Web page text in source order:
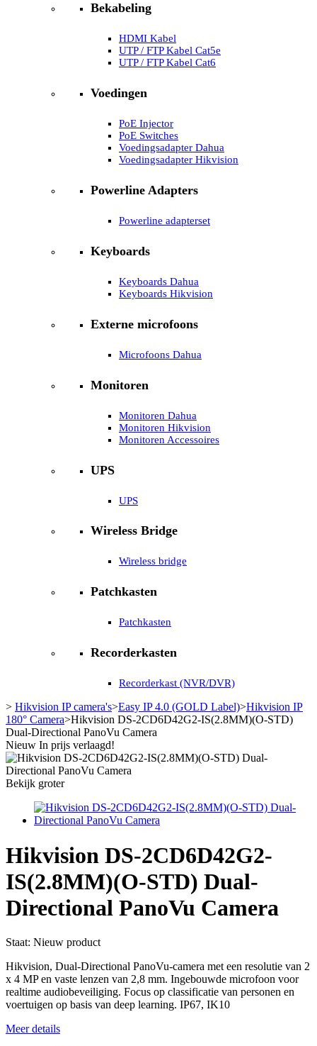
Bekabeling
HDMI Kabel
UTP / FTP Kabel Cat5e
UTP / FTP Kabel Cat6
Voedingen
PoE Injector
PoE Switches
Voedingsadapter Dahua
Voedingsadapter Hikvision
Powerline Adapters
Powerline adapterset
Keyboards
Keyboards Dahua
Keyboards Hikvision
Externe microfoons
Microfoons Dahua
Monitoren
Monitoren Dahua
Monitoren Hikvision
Monitoren Accessoires
UPS
UPS
Wireless Bridge
Wireless bridge
Patchkasten
Patchkasten
Recorderkasten
Recorderkast (NVR/DVR)
> Hikvision IP camera's>Easy IP 4.0 (GOLD Label)>Hikvision IP
180° Camera>Hikvision DS-2CD6D42G2-IS(2.8MM)(O-STD)
Dual-Directional PanoVu Camera
Nieuw In prijs verlaagd!
Bekijk groter
Hikvision DS-2CD6D42G2-
IS(2.8MM)(O-STD) Dual-
Directional PanoVu Camera
Staat: Nieuw product
Hikvision, Dual-Directional PanoVu-camera met een resolutie van 2
x 4 MP en vaste lenzen van 2,8 mm. Ingebouwde microfoon voor
realtime audiobeveiliging. Focus op classificatie van personen en
voertuigen op basis van deep learning. IP67, IK10
Meer details